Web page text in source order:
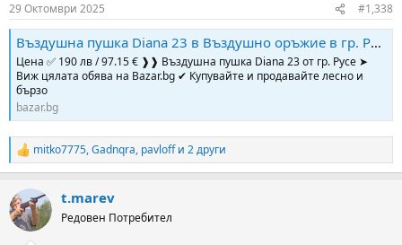
s
:
29 Октомври 2025 #1,338
Въздушна пушка Diana 23 в Въздушно оръжие в гр. Русе - ID52216091 | Bazar.bg
Цена ✅ 190 лв / 97.15 € ❱❱ Въздушна пушка Diana 23 от гр. Русе ➤
Виж цялата обява на Bazar.bg ✔ Купувайте и продавайте лесно и
бързо
bazar.bg
R
e
c
t
i
mitko7775,Gadnqra, pavloffи 2 други
t.marev
Редовен Потребител